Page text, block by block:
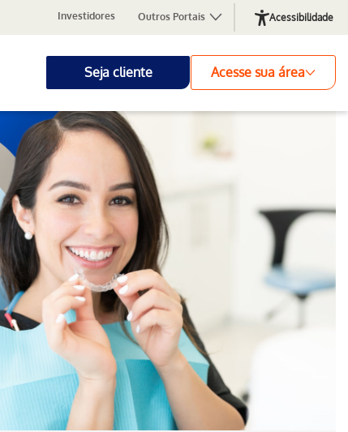
Investidores Outros Portais Acessibilidade
Seja cliente Acesse sua área